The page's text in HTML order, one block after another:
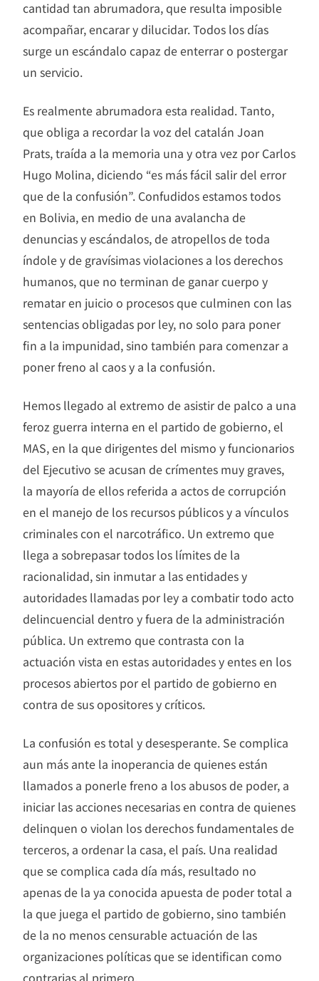
cantidad tan abrumadora, que resulta imposible
acompañar, encarar y dilucidar. Todos los días
surge un escándalo capaz de enterrar o postergar
un servicio.
Es realmente abrumadora esta realidad. Tanto,
que obliga a recordar la voz del catalán Joan
Prats, traída a la memoria una y otra vez por Carlos
Hugo Molina, diciendo “es más fácil salir del error
que de la confusión”. Confudidos estamos todos
en Bolivia, en medio de una avalancha de
denuncias y escándalos, de atropellos de toda
índole y de gravísimas violaciones a los derechos
humanos, que no terminan de ganar cuerpo y
rematar en juicio o procesos que culminen con las
sentencias obligadas por ley, no solo para poner
fin a la impunidad, sino también para comenzar a
poner freno al caos y a la confusión.
Hemos llegado al extremo de asistir de palco a una
feroz guerra interna en el partido de gobierno, el
MAS, en la que dirigentes del mismo y funcionarios
del Ejecutivo se acusan de crímentes muy graves,
la mayoría de ellos referida a actos de corrupción
en el manejo de los recursos públicos y a vínculos
criminales con el narcotráfico. Un extremo que
llega a sobrepasar todos los límites de la
racionalidad, sin inmutar a las entidades y
autoridades llamadas por ley a combatir todo acto
delincuencial dentro y fuera de la administración
pública. Un extremo que contrasta con la
actuación vista en estas autoridades y entes en los
procesos abiertos por el partido de gobierno en
contra de sus opositores y críticos.
La confusión es total y desesperante. Se complica
aun más ante la inoperancia de quienes están
llamados a ponerle freno a los abusos de poder, a
iniciar las acciones necesarias en contra de quienes
delinquen o violan los derechos fundamentales de
terceros, a ordenar la casa, el país. Una realidad
que se complica cada día más, resultado no
apenas de la ya conocida apuesta de poder total a
la que juega el partido de gobierno, sino también
de la no menos censurable actuación de las
organizaciones políticas que se identifican como